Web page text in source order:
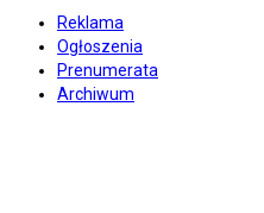
Reklama
Ogłoszenia
Prenumerata
Archiwum